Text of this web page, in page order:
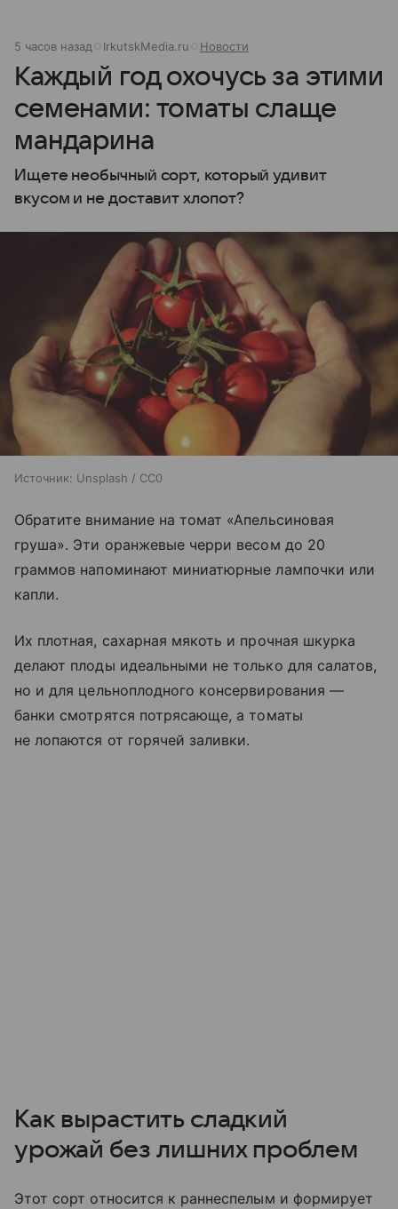
5 часов назад IrkutskMedia.ru Новости
Каждый год охочусь за этими
семенами: томаты слаще
мандарина
Ищете необычный сорт, который удивит
вкусом и не доставит хлопот?
Источник: Unsplash / CC0
Обратите внимание на томат «Апельсиновая
груша». Эти оранжевые черри весом до 20
граммов напоминают миниатюрные лампочки или
капли.
Их плотная, сахарная мякоть и прочная шкурка
делают плоды идеальными не только для салатов,
но и для цельноплодного консервирования —
банки смотрятся потрясающе, а томаты
не лопаются от горячей заливки.
Как вырастить сладкий
урожай без лишних проблем
Этот сорт относится к раннеспелым и формирует